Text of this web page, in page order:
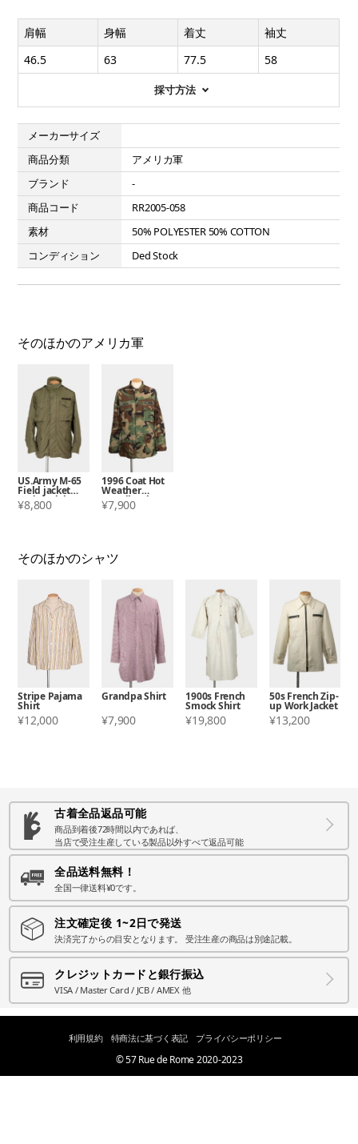
肩幅 身幅 着丈
袖丈
46.5
63 77.5 58
採寸方法
メーカーサイズ
商品分類
アメリカ軍
ブランド
-
商品コード
RR2005-058
素材
50% POLYESTER 50% COTTON
コンディション
Ded Stock
そのほかのアメリカ軍
US.Army M-65
Field jacket
2nd Model
¥8,800
1996 Coat Hot
Weather
WoodlandCam
ouflage Pattern
¥7,900
そのほかのシャツ
Stripe Pajama
Shirt
¥12,000
Grandpa Shirt
¥7,900
1900s French
Smock Shirt
¥19,800
50s French Zip-
up Work Jacket
¥13,200
古着全品返品可能
商品到着後72時間以内であれば、
当店で受注生産している製品以外すべて返品可能
全品送料無料！
全国一律送料¥0です。
注文確定後 1~2日で発送
決済完了からの目安となります。 受注生産の商品は別途記載。
クレジットカードと銀行振込
VISA / Master Card / JCB / AMEX 他
利用規約 特商法に基づく表記 プライバシーポリシー
© 57 Rue de Rome 2020-2023